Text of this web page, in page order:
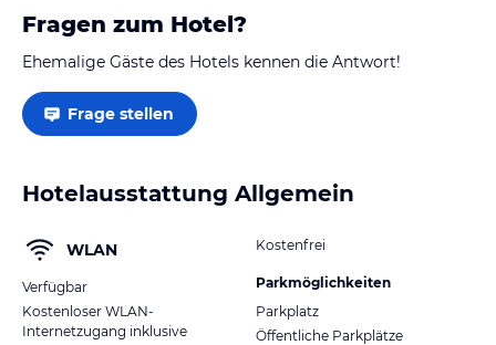
Fragen zum Hotel?
Ehemalige Gäste des Hotels kennen die Antwort!
Frage stellen
Hotelausstattung Allgemein
WLAN
Verfügbar
Kostenloser WLAN-
Internetzugang inklusive
Kostenfrei
Parkmöglichkeiten
Parkplatz
Öffentliche Parkplätze